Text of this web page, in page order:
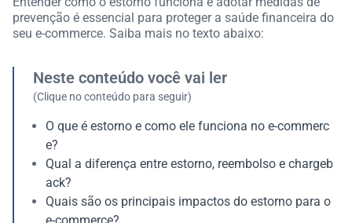
prevenção é essencial para proteger a saúde financeira do
seu e-commerce. Saiba mais no texto abaixo:
Neste conteúdo você vai ler
(Clique no conteúdo para seguir)
O que é estorno e como ele funciona no e-commerc
e?
Qual a diferença entre estorno, reembolso e chargeb
ack?
Quais são os principais impactos do estorno para o